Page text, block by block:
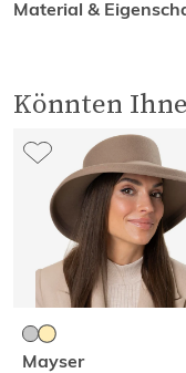
Material &
Könnten
Mayser